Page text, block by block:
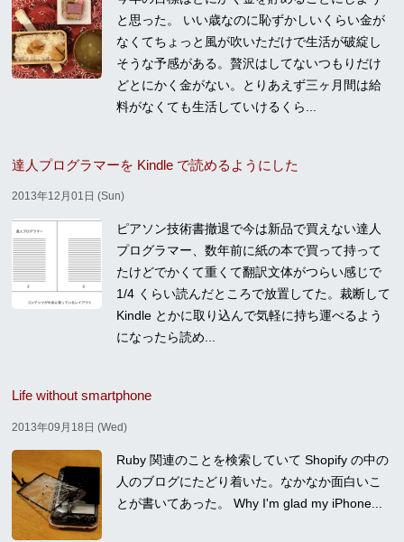
と思った。 いい歳なのに恥ずかしいくらい金が
なくてちょっと風が吹いただけで生活が破綻し
そうな予感がある。贅沢はしてないつもりだけ
どとにかく金がない。とりあえず三ヶ月間は給
料がなくても生活していけるくら...
達人プログラマーを Kindle で読めるようにした
2013年12月01日 (Sun)
ピアソン技術書撤退で今は新品で買えない達人
プログラマー、数年前に紙の本で買って持って
たけどでかくて重くて翻訳文体がつらい感じで
1/4 くらい読んだところで放置してた。裁断して
Kindle とかに取り込んで気軽に持ち運べるよう
になったら読め...
Life without smartphone
2013年09月18日 (Wed)
Ruby 関連のことを検索していて Shopify の中の
人のブログにたどり着いた。なかなか面白いこ
とが書いてあった。 Why I'm glad my iPhone...